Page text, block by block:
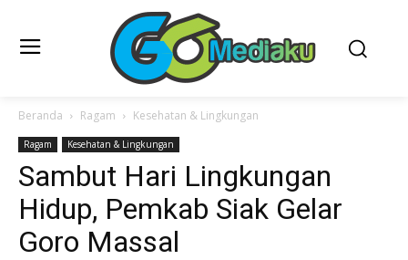
Beranda Ragam Kesehatan & Lingkungan
Ragam Kesehatan & Lingkungan
Sambut Hari Lingkungan
Hidup, Pemkab Siak Gelar
Goro Massal